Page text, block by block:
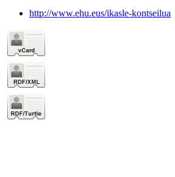
http://www.ehu.eus/ikasle-kontseilua